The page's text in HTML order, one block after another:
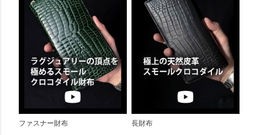
ファスナー財布 長財布